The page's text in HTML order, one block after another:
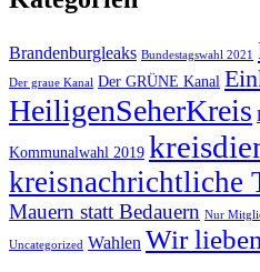
Brandenburgleaks Bundestagswahl 2021
Der graue Kanal Der GRÜNE Kanal
HeiligenSeherKreis
Kommunalwahl 2019
kreisnachrichtliche
Mauern statt Bedauern Nur
Uncategorized Wahlen Wir